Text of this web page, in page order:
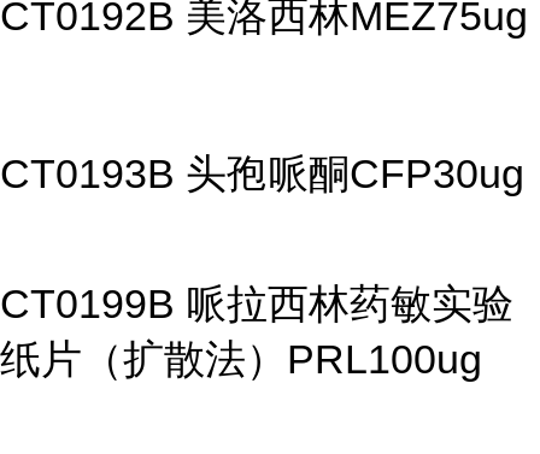
CT0192B 美洛西林MEZ75ug
CT0193B 头孢哌酮CFP30ug
CT0199B 哌拉西林药敏实验
纸片（扩散法）PRL100ug